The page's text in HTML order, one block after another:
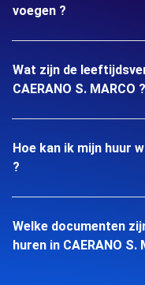
voegen ?
Wat zijn de
CAERANO S. MARCO ?
Hoe kan ik mijn huur
?
Welke documenten
huren in CAERANO S.